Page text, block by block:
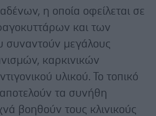
η οποία οφείλεται σε
και των
συναντούν μεγάλους
καρκινικών
υλικού. Το τοπικό
τα συνήθη
βοηθούν τους κλινικούς